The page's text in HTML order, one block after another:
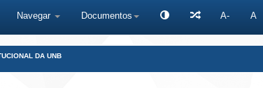
Navegar Documentos A- A
DA UNB